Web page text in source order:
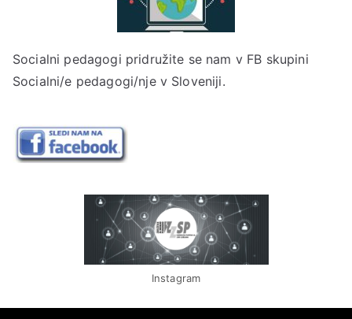
Socialni pedagogi pridružite se nam v FB skupini
Socialni/e pedagogi/nje v Sloveniji.
Instagram